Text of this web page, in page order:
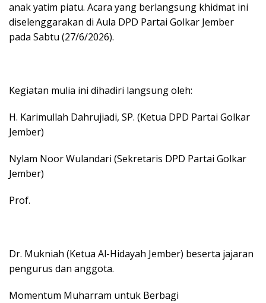
anak yatim piatu. Acara yang berlangsung khidmat ini
diselenggarakan di Aula DPD Partai Golkar Jember
pada Sabtu (27/6/2026).
​Kegiatan mulia ini dihadiri langsung oleh:
​H. Karimullah Dahrujiadi, SP. (Ketua DPD Partai Golkar
Jember)
​Nylam Noor Wulandari (Sekretaris DPD Partai Golkar
Jember)
​Prof.
Dr. Mukniah (Ketua Al-Hidayah Jember) beserta jajaran
pengurus dan anggota.
​Momentum Muharram untuk Berbagi